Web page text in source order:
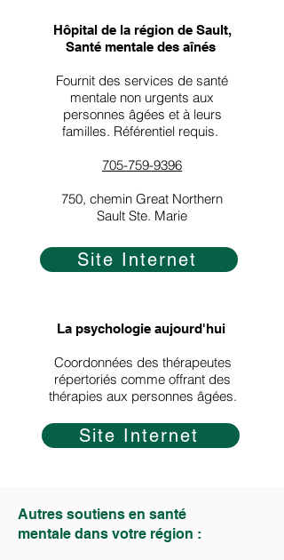
Hôpital de la région de Sault,
Santé mentale des aînés​
Fournit des services de santé
mentale non urgents aux
personnes âgées et à leurs
familles. Référentiel requis.
705-759-9396
750, chemin Great Northern
Sault Ste. Marie
Site Internet
La psychologie aujourd'hui​
Coordonnées des thérapeutes
répertoriés comme offrant des
thérapies aux personnes âgées.
Site Internet
Autres soutiens en santé
mentale dans votre région :